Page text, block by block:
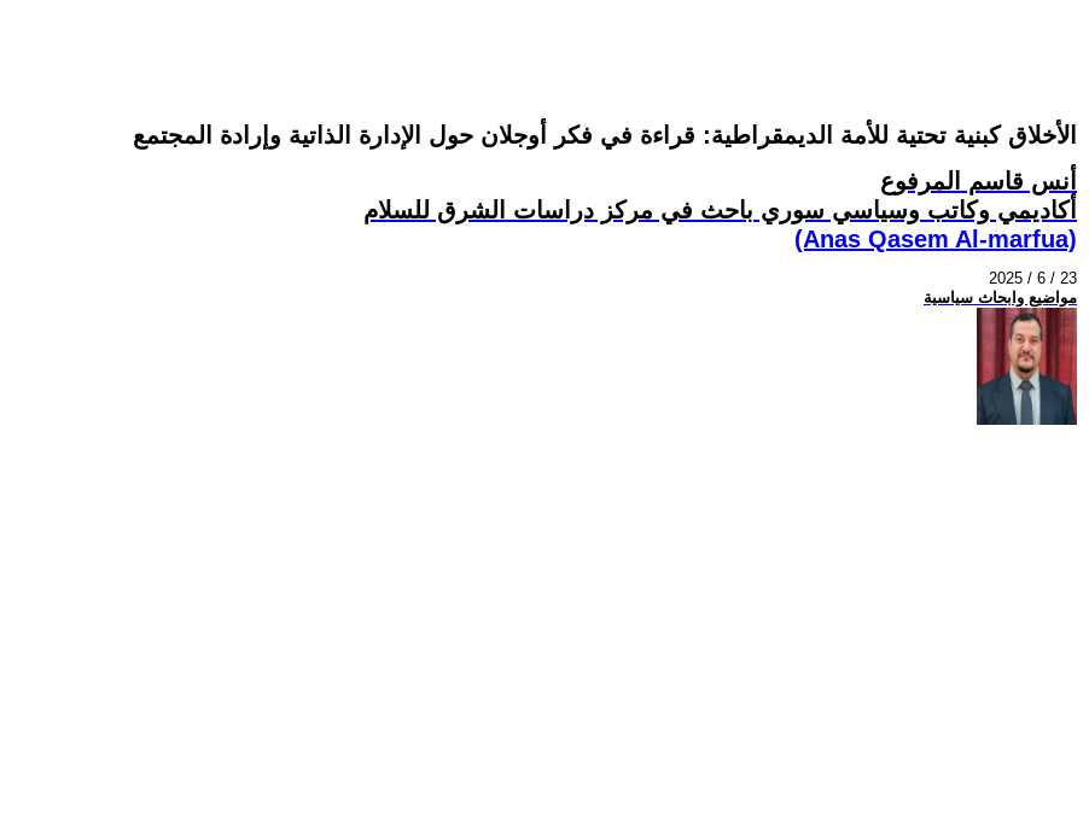
الأخلاق كبنية تحتية للأمة الديمقراطية: قراءة في فكر أوجلان حول الإدارة الذاتية وإرادة المجتمع
أنس قاسم المرفوع
أكاديمي وكاتب وسياسي سوري باحث في مركز دراسات الشرق للسلام
(Anas Qasem Al-marfua)
2025 / 6 / 23
مواضيع وابحاث سياسية